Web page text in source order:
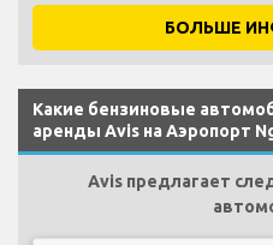
БОЛЬШЕ
Какие бензиновые
аренды Avis на Аэропорт
Avis предлагает